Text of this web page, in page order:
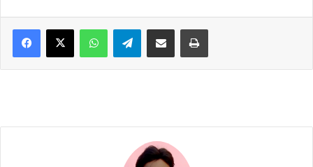
WhatsAppTelegramShare via Email Print